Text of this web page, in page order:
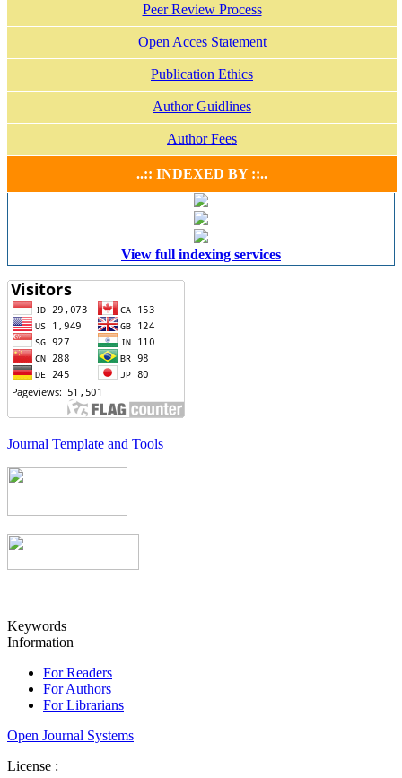
Peer Review Process
Open Acces Statement
Publication Ethics
Author Guidlines
Author Fees
..:: INDEXED BY ::..
View full indexing services
Journal Template and Tools
Keywords
Information
For Readers
For Authors
For Librarians
Open Journal Systems
License :